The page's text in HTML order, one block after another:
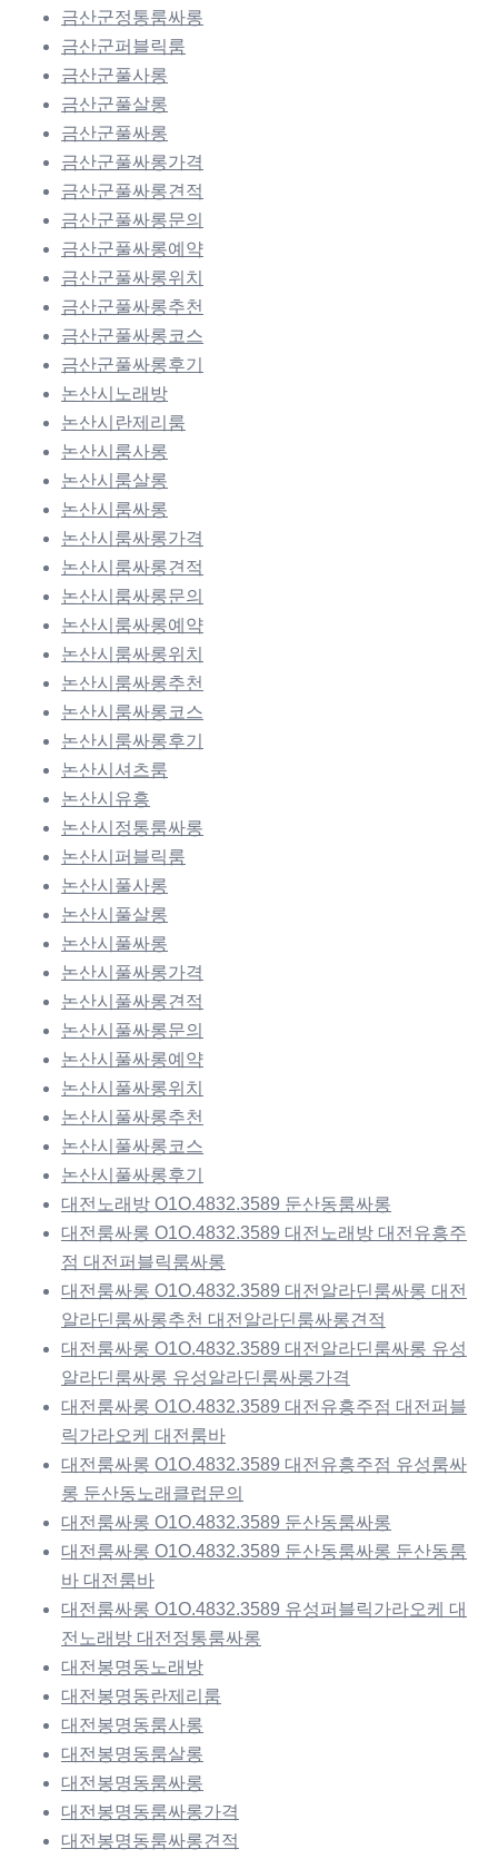
금산군정통룸싸롱
금산군퍼블릭룸
금산군풀사롱
금산군풀살롱
금산군풀싸롱
금산군풀싸롱가격
금산군풀싸롱견적
금산군풀싸롱문의
금산군풀싸롱예약
금산군풀싸롱위치
금산군풀싸롱추천
금산군풀싸롱코스
금산군풀싸롱후기
논산시노래방
논산시란제리룸
논산시룸사롱
논산시룸살롱
논산시룸싸롱
논산시룸싸롱가격
논산시룸싸롱견적
논산시룸싸롱문의
논산시룸싸롱예약
논산시룸싸롱위치
논산시룸싸롱추천
논산시룸싸롱코스
논산시룸싸롱후기
논산시셔츠룸
논산시유흥
논산시정통룸싸롱
논산시퍼블릭룸
논산시풀사롱
논산시풀살롱
논산시풀싸롱
논산시풀싸롱가격
논산시풀싸롱견적
논산시풀싸롱문의
논산시풀싸롱예약
논산시풀싸롱위치
논산시풀싸롱추천
논산시풀싸롱코스
논산시풀싸롱후기
대전노래방 O1O.4832.3589 둔산동룸싸롱
대전룸싸롱 O1O.4832.3589 대전노래방 대전유흥주
점 대전퍼블릭룸싸롱
대전룸싸롱 O1O.4832.3589 대전알라딘룸싸롱 대전
알라딘룸싸롱추천 대전알라딘룸싸롱견적
대전룸싸롱 O1O.4832.3589 대전알라딘룸싸롱 유성
알라딘룸싸롱 유성알라딘룸싸롱가격
대전룸싸롱 O1O.4832.3589 대전유흥주점 대전퍼블
릭가라오케 대전룸바
대전룸싸롱 O1O.4832.3589 대전유흥주점 유성룸싸
롱 둔산동노래클럽문의
대전룸싸롱 O1O.4832.3589 둔산동룸싸롱
대전룸싸롱 O1O.4832.3589 둔산동룸싸롱 둔산동룸
바 대전룸바
대전룸싸롱 O1O.4832.3589 유성퍼블릭가라오케 대
전노래방 대전정통룸싸롱
대전봉명동노래방
대전봉명동란제리룸
대전봉명동룸사롱
대전봉명동룸살롱
대전봉명동룸싸롱
대전봉명동룸싸롱가격
대전봉명동룸싸롱견적